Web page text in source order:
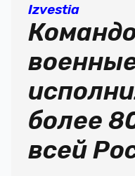
Izvestia
более
всей